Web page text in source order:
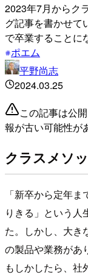
2023年7月からク
グ記事を書かせて
で卒業することに
ポエム
平野尚志
2024.03.25
この記事は公
報が古い可能性が
クラスメソ
「新卒から定年
りきる」という人
た。しかし、大き
の製品や業務があ
もしかしたら、社